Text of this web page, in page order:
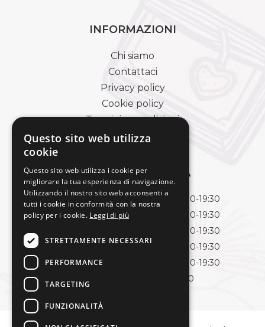
INFORMAZIONI
Chi siamo
Contattaci
Privacy policy
Cookie policy
Termini e condizioni
Pagamenti e spedizioni
ORARI DI APERTURA
Lunedì
09:00-13:00 | 15:30-19:30
Martedì
09:00-13:00 | 15:30-19:30
09:00-13:00 | 15:30-19:30
Giovedì
09:00-13:00 | 15:30-19:30
Venerdì
09:00-13:00 | 15:30-19:30
09:00-13:00
Questo sito web utilizza
cookie
Questo sito web utilizza i cookie per
migliorare la tua esperienza di navigazione.
Utilizzando il nostro sito web acconsenti a
tutti i cookie in conformità con la nostra
policy per i cookie. Leggi di più
STRETTAMENTE NECESSARI
PERFORMANCE
TARGETING
FUNZIONALITÀ